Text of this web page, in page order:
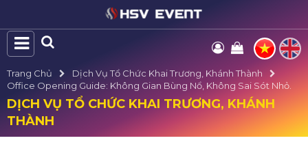
Trang Chủ
Dịch Vụ Tổ Chức Khai Trương, Khánh Thành
Office Opening Guide: Không Gian Bùng Nổ, Không Sai Sót Nhỏ.
DỊCH VỤ TỔ CHỨC KHAI TRƯƠNG, KHÁNH
THÀNH